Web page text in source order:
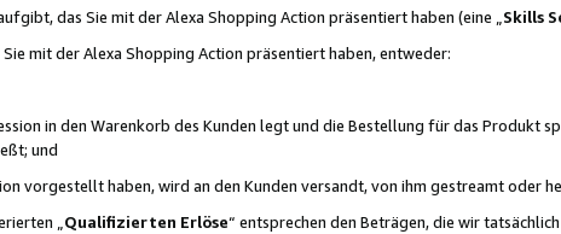
das Sie mit der Alexa Shopping Action präsentiert haben (eine „ Skills
mit der Alexa Shopping Action präsentiert haben, entweder:
in den Warenkorb des Kunden legt und die Bestellung für das Produkt
und
vorgestellt haben, wird an den Kunden versandt, von ihm gestreamt oder
„ Qualifizierten Erlöse“ entsprechen den Beträgen, die wir